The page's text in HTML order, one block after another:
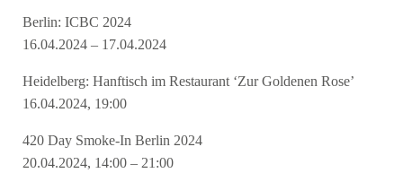
Berlin: ICBC 2024
16.04.2024 – 17.04.2024
Heidelberg: Hanftisch im Restaurant ‘Zur Goldenen Rose’
16.04.2024, 19:00
420 Day Smoke-In Berlin 2024
20.04.2024, 14:00 – 21:00